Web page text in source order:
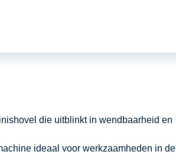
die uitblinkt in wendbaarheid en
ideaal voor werkzaamheden in de